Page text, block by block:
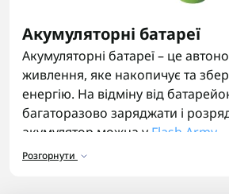
Акумуляторні батареї
Акумуляторні батареї – це
живлення, яке накопичує та
енергію. На відміну від
багаторазово заряджати і
акумулятор можна у Flash Army.
Призначення
Розгорнути